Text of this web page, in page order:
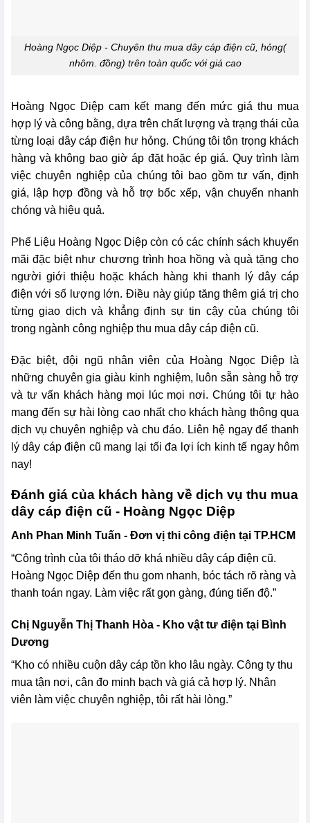
Hoàng Ngọc Diệp - Chuyên thu mua dây cáp điện cũ, hỏng(
nhôm. đồng) trên toàn quốc với giá cao
Hoàng Ngọc Diệp cam kết mang đến mức giá thu mua
hợp lý và công bằng, dựa trên chất lượng và trạng thái của
từng loại dây cáp điện hư hỏng. Chúng tôi tôn trọng khách
hàng và không bao giờ áp đặt hoặc ép giá. Quy trình làm
việc chuyên nghiệp của chúng tôi bao gồm tư vấn, định
giá, lập hợp đồng và hỗ trợ bốc xếp, vận chuyển nhanh
chóng và hiệu quả.
Phế Liệu Hoàng Ngọc Diệp còn có các chính sách khuyến
mãi đặc biệt như chương trình hoa hồng và quà tặng cho
người giới thiệu hoặc khách hàng khi thanh lý dây cáp
điện với số lượng lớn. Điều này giúp tăng thêm giá trị cho
từng giao dịch và khẳng định sự tin cậy của chúng tôi
trong ngành công nghiệp thu mua dây cáp điện cũ.
Đặc biệt, đội ngũ nhân viên của Hoàng Ngọc Diệp là
những chuyên gia giàu kinh nghiệm, luôn sẵn sàng hỗ trợ
và tư vấn khách hàng mọi lúc mọi nơi. Chúng tôi tự hào
mang đến sự hài lòng cao nhất cho khách hàng thông qua
dịch vụ chuyên nghiệp và chu đáo. Liên hệ ngay để thanh
lý dây cáp điện cũ mang lại tối đa lợi ích kinh tế ngay hôm
nay!
Đánh giá của khách hàng về dịch vụ thu mua
dây cáp điện cũ - Hoàng Ngọc Diệp
Anh Phan Minh Tuấn - Đơn vị thi công điện tại TP.HCM
“Công trình của tôi tháo dỡ khá nhiều dây cáp điện cũ.
Hoàng Ngọc Diệp đến thu gom nhanh, bóc tách rõ ràng và
thanh toán ngay. Làm việc rất gọn gàng, đúng tiến độ.”
Chị Nguyễn Thị Thanh Hòa - Kho vật tư điện tại Bình
Dương
“Kho có nhiều cuộn dây cáp tồn kho lâu ngày. Công ty thu
mua tận nơi, cân đo minh bạch và giá cả hợp lý. Nhân
viên làm việc chuyên nghiệp, tôi rất hài lòng.”